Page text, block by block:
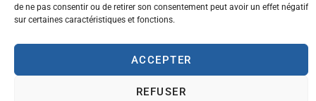
de ne pas consentir ou de retirer son consentement peut avoir un effet négatif
sur certaines caractéristiques et fonctions.
ACCEPTER
REFUSER
Copyright © 2023 ABFT.BE – Tous droits réservés